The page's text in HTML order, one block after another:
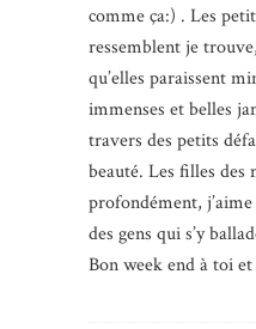
comme ça:) . Les
ressemblent je
qu’elles paraissent
immenses et belles
travers des petits
beauté. Les filles des
profondément,
des gens qui s’y
Bon week end à toi